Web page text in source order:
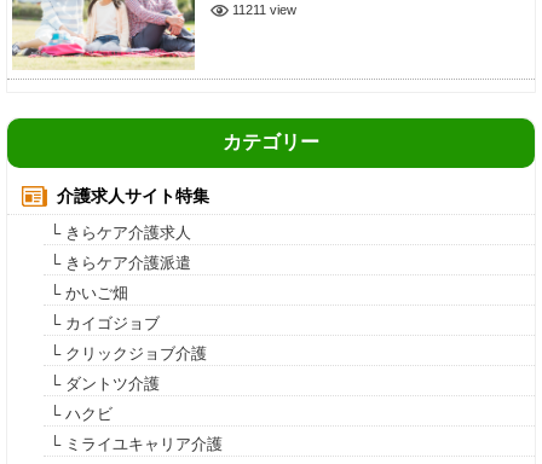
11211 view
カテゴリー
介護求人サイト特集
└ きらケア介護求人
└ きらケア介護派遣
└ かいご畑
└ カイゴジョブ
└ クリックジョブ介護
└ ダントツ介護
└ ハクビ
└ ミライユキャリア介護